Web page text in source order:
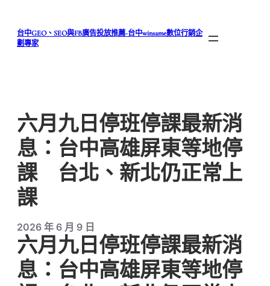
台中GEO、SEO與FB廣告投放推薦-台中winsame數位行銷企
劃專家
六月九日停班停課最新消
息：台中高雄屏東等地停
課 台北、新北仍正常上
課
2026 年 6 月 9 日
六月九日停班停課最新消
息：台中高雄屏東等地停